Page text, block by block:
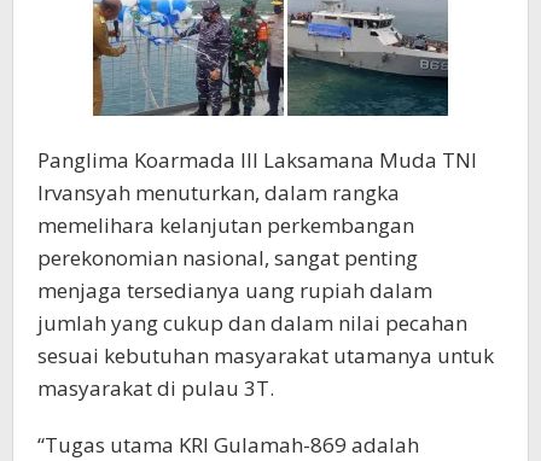
Panglima Koarmada III Laksamana Muda TNI
Irvansyah menuturkan, dalam rangka
memelihara kelanjutan perkembangan
perekonomian nasional, sangat penting
menjaga tersedianya uang rupiah dalam
jumlah yang cukup dan dalam nilai pecahan
sesuai kebutuhan masyarakat utamanya untuk
masyarakat di pulau 3T.
“Tugas utama KRI Gulamah-869 adalah